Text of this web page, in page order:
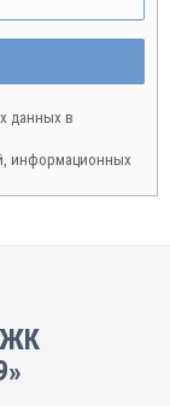
данных в
информационных
ЖК